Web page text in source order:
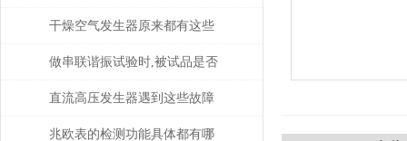
理与应用
干燥空气发生器原来都有这些
性能和特点
做串联谐振试验时,被试品是否
被击穿该如何判断？
直流高压发生器遇到这些故障
该如何处理？
兆欧表的检测功能具体都有哪